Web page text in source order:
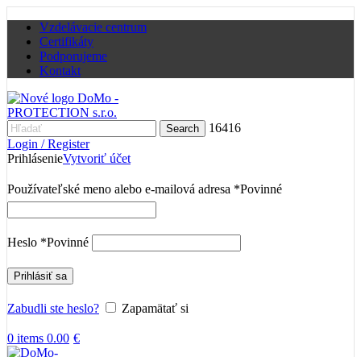
Vzdelávacie centrum
Certifikáty
Podporujeme
Kontakt
Search
16416
Login / Register
PrihlásenieVytvoriť účet
Používateľské meno alebo e-mailová adresa *Povinné
Heslo *Povinné
Prihlásiť sa
Zabudli ste heslo? Zapamätať si
0 items 0.00 €